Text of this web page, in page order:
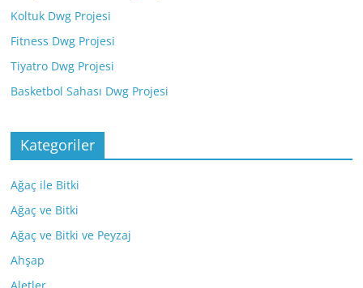
Koltuk Dwg Projesi
Fitness Dwg Projesi
Tiyatro Dwg Projesi
Basketbol Sahası Dwg Projesi
Kategoriler
Ağaç ile Bitki
Ağaç ve Bitki
Ağaç ve Bitki ve Peyzaj
Ahşap